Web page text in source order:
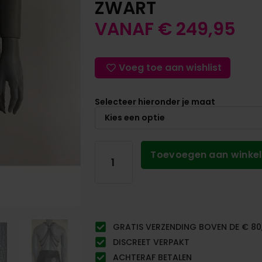
ZWART
VANAF € 249,95
Voeg toe aan wishlist
Selecteer hieronder je maat
Toevoegen aan
GRATIS VERZENDING BOVEN DE €
DISCREET VERPAKT
ACHTERAF BETALEN